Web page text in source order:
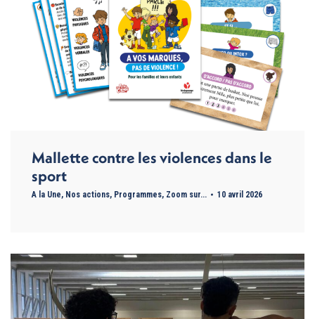
Mallette contre les violences dans le
sport
A la Une, Nos actions, Programmes, Zoom sur... 10 avril 2026